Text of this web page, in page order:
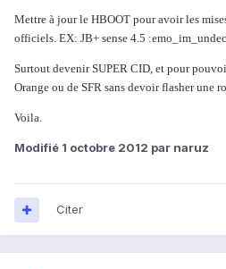
Mettre à jour le HBOOT pour avoir les
officiels. EX: JB+ sense 4.5
Surtout devenir SUPER CID, et pour
Orange ou de SFR sans devoir flasher une
Voila.
Modifié 1 octobre 2012 par naruz
Citer